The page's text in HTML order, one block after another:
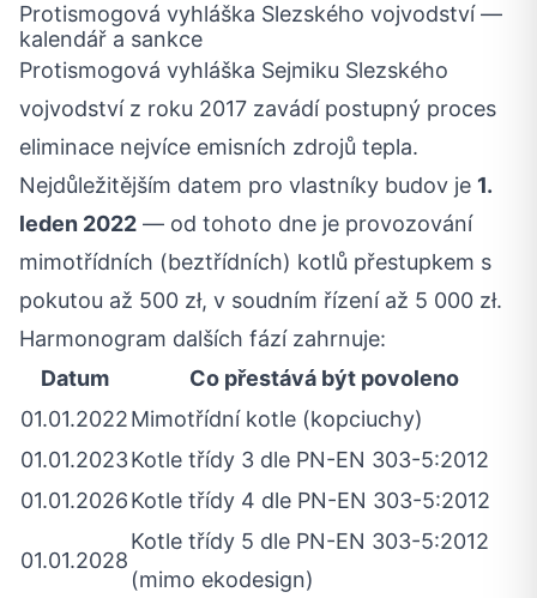
Protismogová vyhláška Slezského vojvodství —
kalendář a sankce
Protismogová vyhláška Sejmiku Slezského
vojvodství z roku 2017 zavádí postupný proces
eliminace nejvíce emisních zdrojů tepla.
Nejdůležitějším datem pro vlastníky budov je 1.
leden 2022 — od tohoto dne je provozování
mimotřídních (beztřídních) kotlů přestupkem s
pokutou až 500 zł, v soudním řízení až 5 000 zł.
Harmonogram dalších fází zahrnuje:
Datum
Co přestává být povoleno
01.01.2022Mimotřídní kotle (kopciuchy)
01.01.2023Kotle třídy 3 dle PN-EN 303-5:2012
01.01.2026Kotle třídy 4 dle PN-EN 303-5:2012
01.01.2028
Kotle třídy 5 dle PN-EN 303-5:2012
(mimo ekodesign)